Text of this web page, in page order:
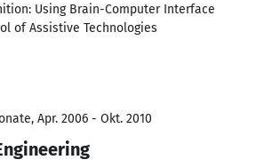
Using Brain-Computer Interface
of Assistive Technologies
Apr. 2006 - Okt. 2010